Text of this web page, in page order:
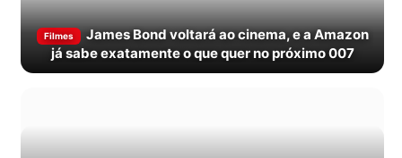
Filmes
James Bond voltará ao cinema, e a Amazon
já sabe exatamente o que quer no próximo 007